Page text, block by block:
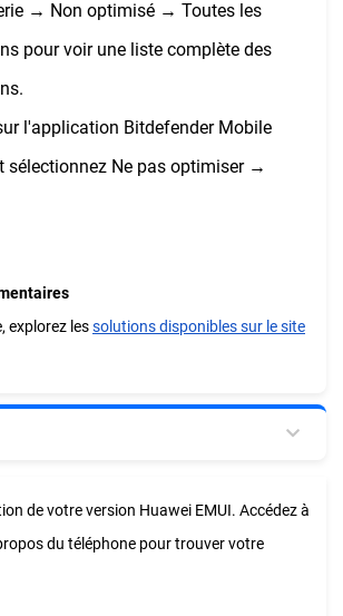
→ Non optimisé → Toutes les
pour voir une liste complète des
l'application Bitdefender Mobile
sélectionnez Ne pas optimiser →
explorez lessolutions disponibles sur le site
de votre version Huawei EMUI. Accédez à
du téléphone pour trouver votre